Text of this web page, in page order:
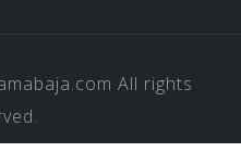
All rights